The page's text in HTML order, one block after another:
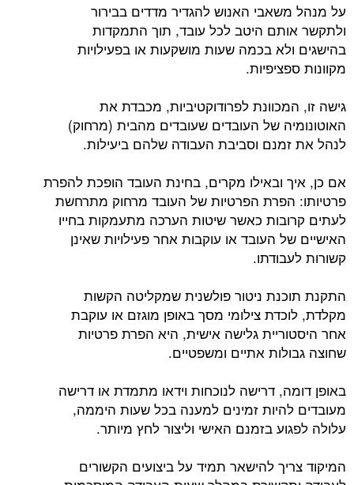
על מנהל משאבי האנוש להגדיר מדדים בבירור
ולתקשר אותם היטב לכל עובד, תוך התמקדות
בהישגים ולא בכמה שעות מושקעות או בפעילויות
מקוונות ספציפיות.
גישה זו, המכוונת לפרודוקטיביות, מכבדת את
האוטונומיה של העובדים שעובדים מהבית (מרחוק)
לנהל את זמנם וסביבת העבודה שלהם ביעילות.
אם כן, איך ובאילו מקרים, בחינת העובד הופכת להפרת
פרטיותו: הפרת הפרטיות של העובד מרחוק מתרחשת
לעתים קרובות כאשר שיטות הערכה מתעמקות בחייו
האישיים של העובד או עוקבות אחר פעילויות שאינן
קשורות לעבודתו.
התקנת תוכנת ניטור פולשנית שמקליטה הקשות
מקלדת, לוכדת צילומי מסך באופן מוגזם או עוקבת
אחר היסטוריית גלישה אישית, היא הפרת פרטיות
שחוצה גבולות אתיים ומשפטיים.
באופן דומה, דרישה לנוכחות וידאו מתמדת או דרישה
מעובדים להיות זמינים למענה בכל שעות היממה,
עלולה לפגוע בזמנם האישי וליצור לחץ מיותר.
המיקוד צריך להישאר תמיד על ביצועים הקשורים